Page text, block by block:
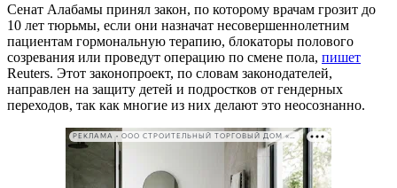
Сенат Алабамы принял закон, по которому врачам грозит до
10 лет тюрьмы, если они назначат несовершеннолетним
пациентам гормональную терапию, блокаторы полового
созревания или проведут операцию по смене пола, пишет
Reuters. Этот законопроект, по словам законодателей,
направлен на защиту детей и подростков от гендерных
переходов, так как многие из них делают это неосознанно.
РЕКЛАМА • ООО СТРОИТЕЛЬНЫЙ ТОРГОВЫЙ ДОМ «ПЕТРОВИЧ». ИНН: 7802348846